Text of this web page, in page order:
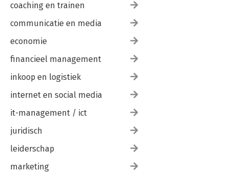
coaching en trainen
communicatie en media
economie
financieel management
inkoop en logistiek
internet en social media
it-management / ict
juridisch
leiderschap
marketing